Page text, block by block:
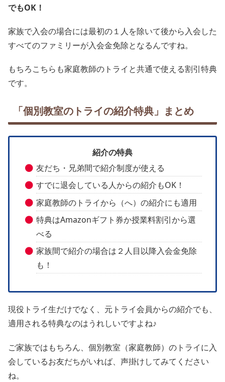
でもOK！
家族で入会の場合には最初の１人を除いて後から入会した
すべてのファミリーが入会金免除となるんですね。
もちろこちらも家庭教師のトライと共通で使える割引特典
です。
「個別教室のトライの紹介特典」まとめ
紹介の特典
友だち・兄弟間で紹介制度が使える
すでに退会している人からの紹介もOK！
家庭教師のトライから（へ）の紹介にも適用
特典はAmazonギフト券か授業料割引から選
べる
家族間で紹介の場合は２人目以降入会金免除
も！
現役トライ生だけでなく、元トライ会員からの紹介でも、
適用される特典なのはうれしいですよね♪
ご家族ではもちろん、個別教室（家庭教師）のトライに入
会しているお友だちがいれば、声掛けしてみてください
ね。